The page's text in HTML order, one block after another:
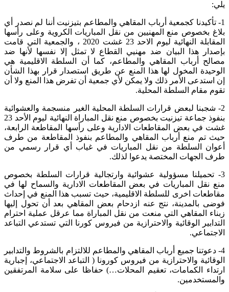
يلي:
1- تأكيدنا كجمعية أرباب المقاهي والمطاعم بتيزنيت أننا لم نصدر أي
بلاغ بخصوص منع المهنيين من نقل المباريات الكروية وعلى رأسها
المقابلة النهائية ليوم الاحد 23 غشت 2020 ، والجمعية التي قامت
بإصدار هذا البيان ضد مهنيي القطاع لا تمثل إلا نفسها لأنها ضد
مصالح أرباب المقاهي والمطاعم، كما أن السلطة الاقليمية هي
الوحيدة المخول لها هذا المنع عن طريق استصدار قرار بهذا الشأن
إن استدعى الأمر ذلك ولا يمكن لأي جمعية أن تفرض هذا المنع ولا أن
تقوم مقام السلطة المحلية.
2- شجبنا لبعض قرارات السلطة المحلية الغير منسجمة والعشوائية
بنفوذ جماعة تيزنيت بخصوص منع نقل المباراة النهائية ليوم الأحد 23
غشت في بعض المقاطعات الادارية وعلى رأسها المقاطعة الرابعة،
حيث تم منع أرباب المقاهي والمطاعم بنفوذ المقاطعة من طرف
أعوان السلطة من نقل المباريات في غياب أي قرار رسمي من
طرف الجهات المختصة يدعوا لذلك.
3- تحميلنا مسؤولية عشوائية وارتجالية قرارات السلطة بخصوص
منع نقل المباريات في بعض المقاطعات الادارية والسماح لها في
مقاطعات اخرى للسلطة الاقليمية، حيث تسبب هذا المنع في إحداث
فوضى بالمدينة، نتج عنه ازدحام بعض المقاهي بعد أن تحول إليها
زبناء المقاهي التي منعت من نقل المباراة مما عرقل عملية احترام
التدابير الوقائية والاحترازية من فيروس كورنا التي تستدعي التباعد
الاجتماعي.
4- دعوتنا جميع أرباب المقاهي والمطاعم للالتزام بالشروط والتدابير
الوقائية والاحترازية من فيروس كورونا ( التباعد الاجتماعي، إجبارية
ارتداء الكمامات، تعقيم المحلات…) حفاظا على سلامة المرتفقين
والمستخدمين.